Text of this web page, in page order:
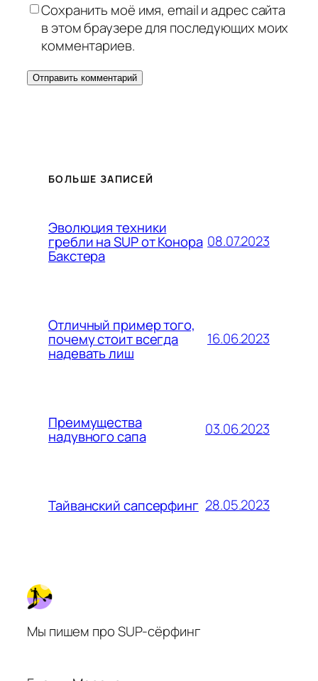
Сохранить моё имя, email и адрес сайта
в этом браузере для последующих моих
комментариев.
БОЛЬШЕ ЗАПИСЕЙ
Эволюция техники
гребли на SUP от Конора
Бакстера
08.07.2023
Отличный пример того,
почему стоит всегда
надевать лиш
16.06.2023
Преимущества
надувного сапа 03.06.2023
Тайванский сапсерфинг 28.05.2023
Мы пишем про SUP-сёрфинг